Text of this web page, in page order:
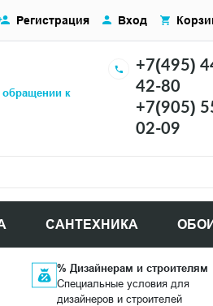
обращении к
+7(495)
42-80
+7(905)
02-09
САНТЕХНИКА
Регистрация Вход
% Дизайнерам и строителям
Специальные условия для
дизайнеров и строителей